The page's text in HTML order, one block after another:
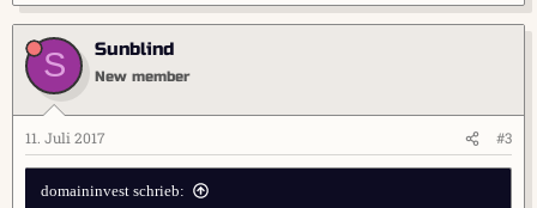
S Sunblind
New member
11. Juli 2017 #3
domaininvest schrieb: